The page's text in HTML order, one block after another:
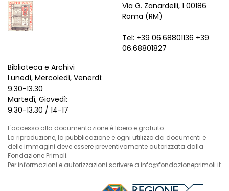
Via G. Zanardelli, 1 00186
Roma (RM)
Tel: +39 06.68801136 +39
06.68801827
Biblioteca e Archivi
Lunedì, Mercoledì, Venerdì:
9.30-13.30
Martedì, Giovedì:
9.30-13.30 / 14-17
L'accesso alla documentazione è libero e gratuito.
La riproduzione, la pubblicazione e ogni utilizzo dei documenti e
delle immagini deve essere preventivamente autorizzata dalla
Fondazione Primoli.
Per informazioni e autorizzazioni scrivere a info@fondazioneprimoli.it